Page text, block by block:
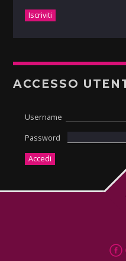
ACCESSO
Username
Password